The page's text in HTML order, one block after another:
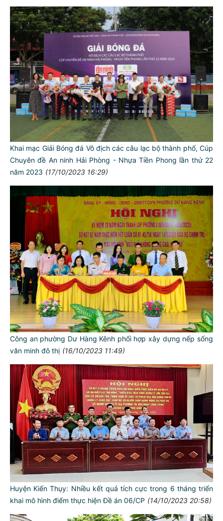
Khai mạc Giải Bóng đá Vô địch các câu lạc bộ thành phố, Cúp
Chuyên đề An ninh Hải Phòng - Nhựa Tiền Phong lần thứ 22
năm 2023 (17/10/2023 16:29)
Công an phường Dư Hàng Kênh phối hợp xây dựng nếp sống
văn minh đô thị (16/10/2023 11:49)
Huyện Kiến Thụy: Nhiều kết quả tích cực trong 6 tháng triển
khai mô hình điểm thực hiện Đề án 06/CP (14/10/2023 20:58)